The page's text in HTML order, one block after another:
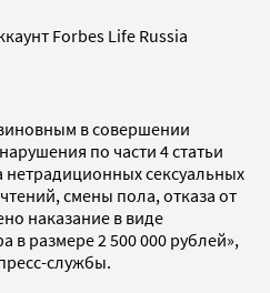
Forbes Life Russia
в совершении
по части 4 статьи
сексуальных
смены пола, отказа от
наказание в виде
в размере 2 500 000 рублей»,
службы.